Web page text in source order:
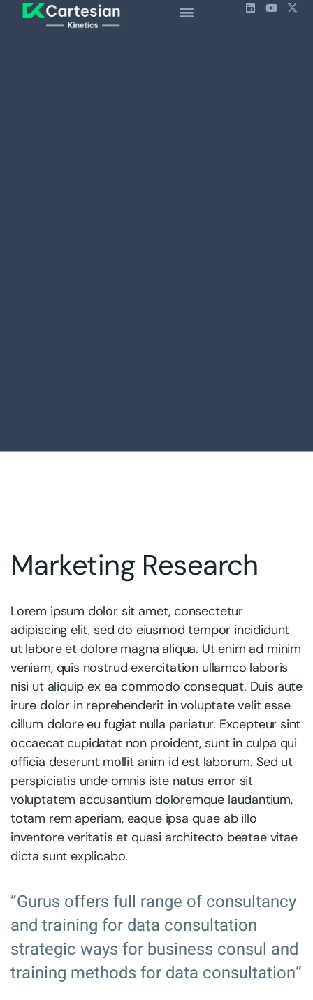
Marketing Research
Lorem ipsum dolor sit amet, consectetur
adipiscing elit, sed do eiusmod tempor incididunt
ut labore et dolore magna aliqua. Ut enim ad minim
veniam, quis nostrud exercitation ullamco laboris
nisi ut aliquip ex ea commodo consequat. Duis aute
irure dolor in reprehenderit in voluptate velit esse
cillum dolore eu fugiat nulla pariatur. Excepteur sint
occaecat cupidatat non proident, sunt in culpa qui
officia deserunt mollit anim id est laborum. Sed ut
perspiciatis unde omnis iste natus error sit
voluptatem accusantium doloremque laudantium,
totam rem aperiam, eaque ipsa quae ab illo
inventore veritatis et quasi architecto beatae vitae
dicta sunt explicabo.
”Gurus offers full range of consultancy
and training for data consultation
strategic ways for business consul and
training methods for data consultation“